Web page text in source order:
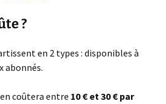
?
en 2 types : disponibles à
abonnés.
coûtera entre 10 € et 30 € par